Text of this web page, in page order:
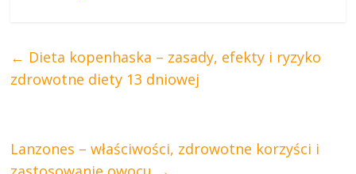
← Dieta kopenhaska – zasady, efekty i ryzyko
zdrowotne diety 13 dniowej
Lanzones – właściwości, zdrowotne korzyści i